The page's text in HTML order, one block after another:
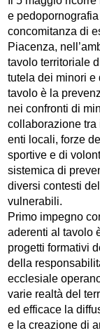
e
concomitanza di
Piacenza,
tavolo territoriale
tutela dei minori e
tavolo è la
nei confronti di
collaborazione
enti locali, forze
sportive e di
sistemica di
diversi contesti
vulnerabili.
Primo impegno
aderenti al tavolo
progetti formativi
della
ecclesiale
varie realtà del
ed efficace la
e la creazione di